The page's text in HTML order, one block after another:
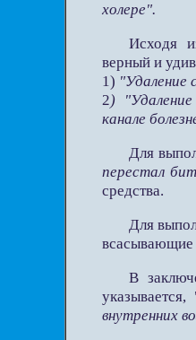
холере".
Исходя
верный и
1) "Удаление
2)
канале
Для
перестал
средства.
Для
всасывающие
В
указывается,
внутренних